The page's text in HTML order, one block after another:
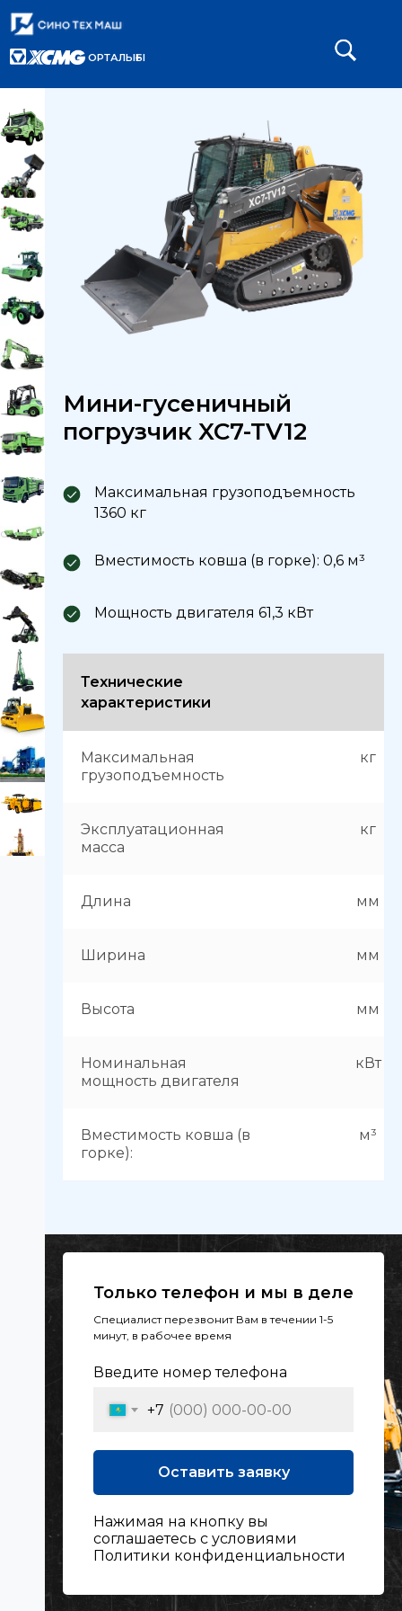
Главная
Мини-гусеничный погрузчик XC7-TV12
Мини-гусеничный
погрузчик XC7-TV12
Максимальная грузоподъемность
1360 кг
Вместимость ковша (в горке): 0,6 м³
Мощность двигателя 61,3 кВт
Технические
характеристики
Максимальная
грузоподъемность
кг
Эксплуатационная
масса
кг
Длина мм
Ширина мм
Высота мм
Номинальная
мощность двигателя
кВт
Вместимость ковша (в
горке):
м³
Только телефон и мы в деле
Специалист перезвонит Вам в течении 1-5
минут, в рабочее время
Введите номер телефона
+7
Оставить заявку
Нажимая на кнопку вы
соглашаетесь с условиями
Политики конфиденциальности